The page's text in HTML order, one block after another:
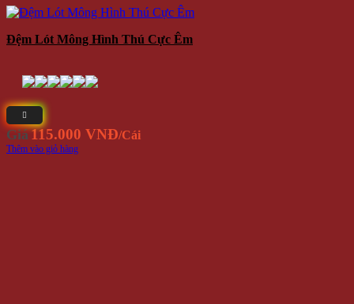
Đệm Lót Mông Hình Thú Cực Êm
Giá115.000 VNĐ/Cái
Thêm vào giỏ hàng